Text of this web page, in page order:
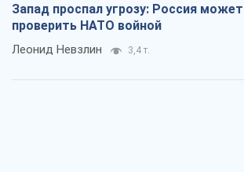
Запад проспал угрозу: Россия может
проверить НАТО войной
Леонид Невзлин 3,4 т.